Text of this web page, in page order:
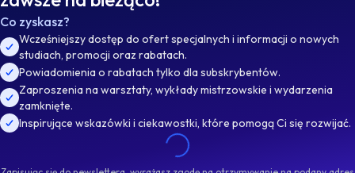
Co zyskasz?
Wcześniejszy dostęp do ofert specjalnych i informacji o nowych
studiach, promocji oraz rabatach.
Powiadomienia o rabatach tylko dla subskrybentów.
Zaproszenia na warsztaty, wykłady mistrzowskie i wydarzenia
zamknięte.
Inspirujące wskazówki i ciekawostki, które pomogą Ci się rozwijać.